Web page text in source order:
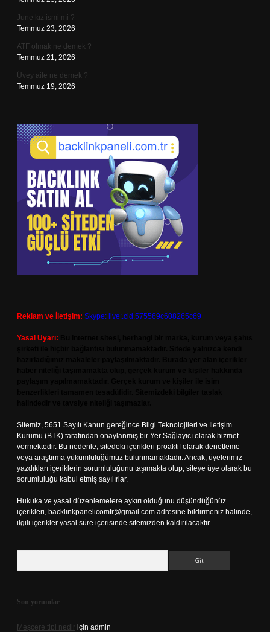
June kız ismi mi ?
Temmuz 23, 2026
ATF olmak ne demek ?
Temmuz 21, 2026
Üvey aile ne demek ?
Temmuz 19, 2026
Reklam ve İletişim: Skype: live:.cid.575569c608265c69
Yasal Uyarı:
Sitemiz, 5651 Sayılı Kanun gereğince Bilgi Teknolojileri ve İletişim
Kurumu (BTK) tarafından onaylanmış bir Yer Sağlayıcı olarak hizmet
vermektedir. Bu nedenle, sitedeki içerikleri proaktif olarak denetleme
veya araştırma yükümlülüğümüz bulunmamaktadır. Ancak, üyelerimiz
yazdıkları içeriklerin sorumluluğunu taşımakta olup, siteye üye olarak bu
sorumluluğu kabul etmiş sayılırlar.
Hukuka ve yasal düzenlemelere aykırı olduğunu düşündüğünüz
içerikleri, backlinkpanelicomtr@gmail.com adresine bildirmeniz halinde,
ilgili içerikler yasal süre içerisinde sitemizden kaldırılacaktır.
Son yorumlar
Meşcere tipi nedir için admin